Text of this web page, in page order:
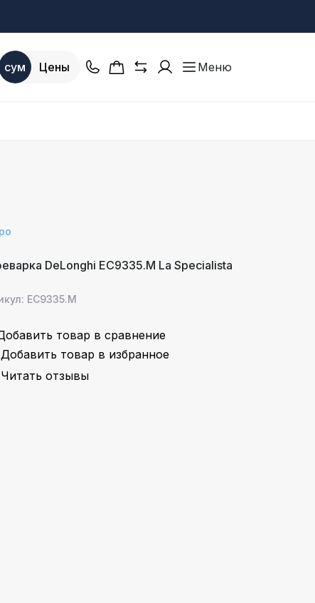
сум Цены Меню
DeLonghi EC9335.M La Specialista
EC9335.M
товар в сравнение
Добавить товар в избранное
Читать отзывы